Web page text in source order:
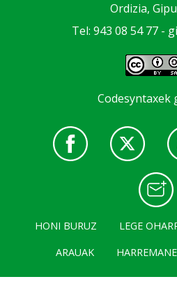
Ordizia,
Tel: 943 08 54 77 -
Codesyntaxek
HONI BURUZ LEGE
ARAUAK